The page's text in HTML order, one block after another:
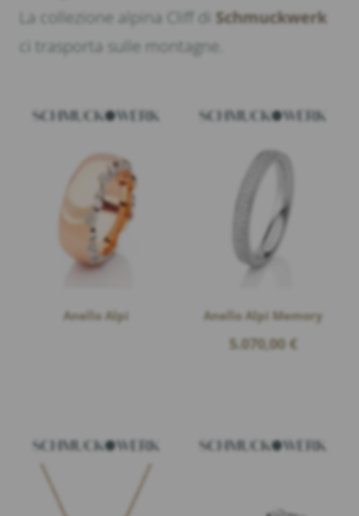
La collezione alpina Cliff di Schmuckwerk
ci trasporta sulle montagne.
Anello Alpi Anello Alpi Memory
5.070,00 €